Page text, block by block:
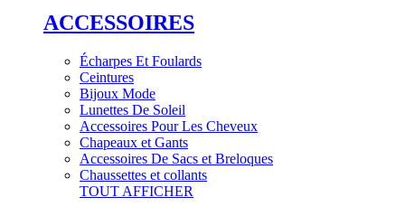
ACCESSOIRES
Écharpes Et Foulards
Ceintures
Bijoux Mode
Lunettes De Soleil
Accessoires Pour Les Cheveux
Chapeaux et Gants
Accessoires De Sacs et Breloques
Chaussettes et collants
TOUT AFFICHER